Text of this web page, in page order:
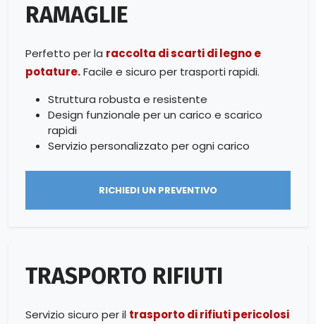
RAMAGLIE
Perfetto per la raccolta di scarti di legno e
potature.Facile e sicuro per trasporti rapidi.
Struttura robusta e resistente
Design funzionale per un carico e scarico
rapidi
Servizio personalizzato per ogni carico
RICHIEDI UN PREVENTIVO
TRASPORTO RIFIUTI
Servizio sicuro per il trasporto di rifiuti pericolosi